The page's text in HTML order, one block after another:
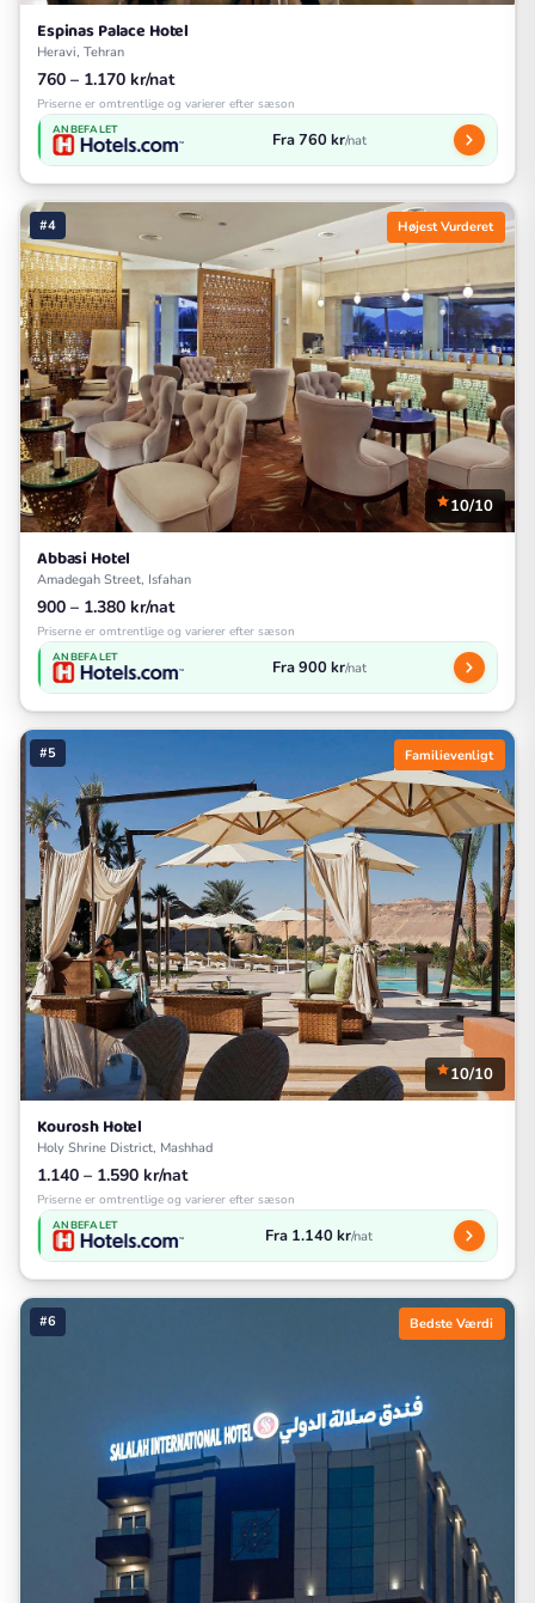
Espinas Palace Hotel
Heravi, Tehran
760 – 1.170 kr/nat
Priserne er omtrentlige og varierer efter sæson
ANBEFALET Fra 760 kr/nat
#4 Højest Vurderet
10/10
Abbasi Hotel
Amadegah Street, Isfahan
900 – 1.380 kr/nat
Priserne er omtrentlige og varierer efter sæson
ANBEFALET Fra 900 kr/nat
#5 Familievenligt
10/10
Kourosh Hotel
Holy Shrine District, Mashhad
1.140 – 1.590 kr/nat
Priserne er omtrentlige og varierer efter sæson
ANBEFALET Fra 1.140 kr/nat
#6 Bedste Værdi